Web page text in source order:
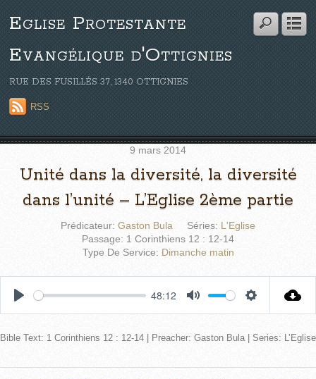
Eglise Protestante
Evangélique d'Ottignies
RUE DES FUSILLÉS 37, 1340 OTTIGNIES
RSS
9 mars 2014
Unité dans la diversité, la diversité
dans l’unité – L’Eglise 2ème partie
Prédicateur: Gaston Bula Séries: L'Eglise
Passage: 1 Corinthiens 12 : 12-14
Type De Service: Dimanche matin
a
48:12
t
t
i
Bible Text: 1 Corinthiens 12 : 12-14 | Preacher: Gaston Bula | Series: L’Eglise